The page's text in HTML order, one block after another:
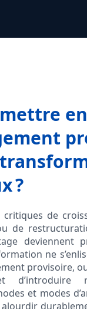
?
critiques de
de
deviennent
ne
provisoire,
d’introduire
et modes